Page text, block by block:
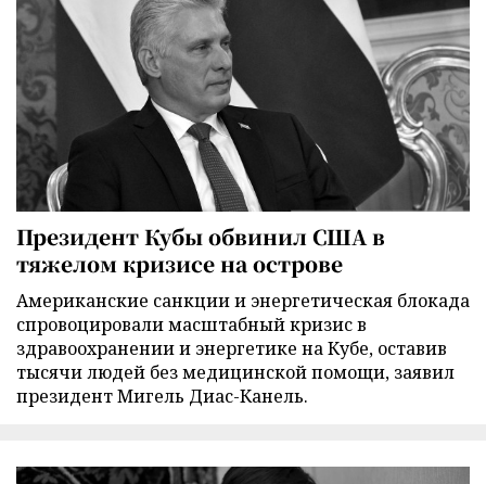
Президент Кубы обвинил США в
тяжелом кризисе на острове
Американские санкции и энергетическая блокада
спровоцировали масштабный кризис в
здравоохранении и энергетике на Кубе, оставив
тысячи людей без медицинской помощи, заявил
президент Мигель Диас-Канель.